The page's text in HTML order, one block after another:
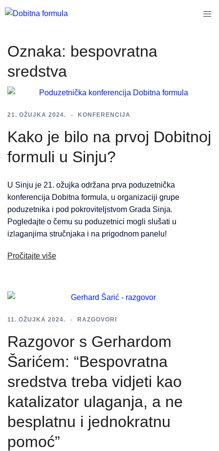
Skip
Oznaka: bespovratna
sredstva
21. OŽUJKA 2024. KONFERENCIJA
Kako je bilo na prvoj Dobitnoj
formuli u Sinju?
U Sinju je 21. ožujka održana prva poduzetnička
konferencija Dobitna formula, u organizaciji grupe
poduzetnika i pod pokroviteljstvom Grada Sinja.
Pogledajte o čemu su poduzetnici mogli slušati u
izlaganjima stručnjaka i na prigodnom panelu!
Pročitajte više
11. OŽUJKA 2024. RAZGOVORI
Razgovor s Gerhardom
Šarićem: “Bespovratna
sredstva treba vidjeti kao
katalizator ulaganja, a ne
besplatnu i jednokratnu
pomoć”